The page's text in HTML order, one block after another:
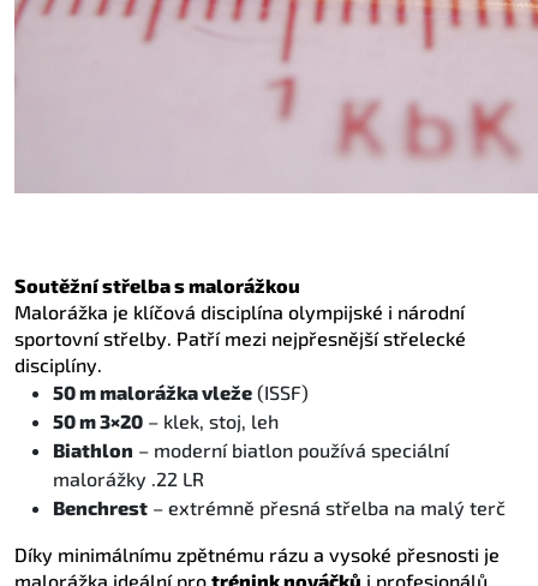
Soutěžní střelba s malorážkou
Malorážka je klíčová disciplína olympijské i národní
sportovní střelby. Patří mezi nejpřesnější střelecké
disciplíny.
50 m malorážka vleže (ISSF)
50 m 3×20 – klek, stoj, leh
Biathlon – moderní biatlon používá speciální
malorážky .22 LR
Benchrest – extrémně přesná střelba na malý terč
Díky minimálnímu zpětnému rázu a vysoké přesnosti je
malorážka ideální pro trénink nováčků i profesionálů.